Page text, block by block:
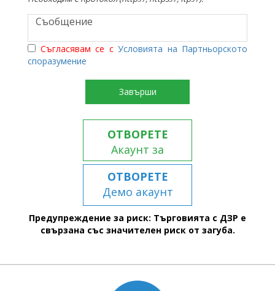
Съгласявам се с Условията на Партньорското
споразумение
Завърши
ОТВОРЕТЕ
Акаунт за
търговия
ОТВОРЕТЕ
Демо акаунт
Предупреждение за риск: Търговията с ДЗР е
свързана със значителен риск от загуба.